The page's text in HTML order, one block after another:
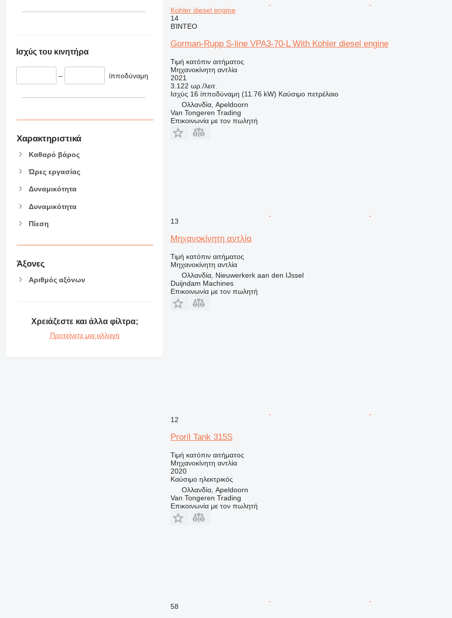
Ισχύς του κινητήρα
– ίπποδύναμη
Χαρακτηριστικά
Καθαρό βάρος
Ώρες εργασίας
Δυναμικότητα
Δυναμικότητα
Πίεση
Άξονες
Αριθμός αξόνων
Χρειάζεστε και άλλα φίλτρα;
Προτείνετε μια αλλαγή
Kohler diesel engine
14
ΒΊΝΤΕΟ
Gorman-Rupp S-line VPA3-70-L With Kohler diesel engine
Τιμή κατόπιν αιτήματος
Μηχανοκίνητη αντλία
2021
3.122 ωρ./λειτ.
Ισχύς 16 ίπποδύναμη (11.76 kW) Καύσιμο πετρέλαιο
Ολλανδία, Apeldoorn
Van Tongeren Trading
Επικοινωνία με τον πωλητή
13
Μηχανοκίνητη αντλία
Τιμή κατόπιν αιτήματος
Μηχανοκίνητη αντλία
Ολλανδία, Nieuwerkerk aan den IJssel
Duijndam Machines
Επικοινωνία με τον πωλητή
12
Proril Tank 315S
Τιμή κατόπιν αιτήματος
Μηχανοκίνητη αντλία
2020
Καύσιμο ηλεκτρικός
Ολλανδία, Apeldoorn
Van Tongeren Trading
Επικοινωνία με τον πωλητή
58